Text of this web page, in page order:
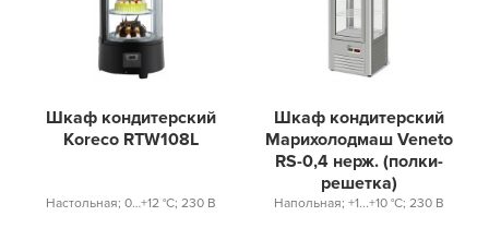
Шкаф кондитерский
Koreco RTW108L
Настольная; 0…+12 °С; 230 В
Шкаф кондитерский
Марихолодмаш Veneto
RS-0,4 нерж. (полки-
решетка)
Напольная; +1...+10 °С; 230 В